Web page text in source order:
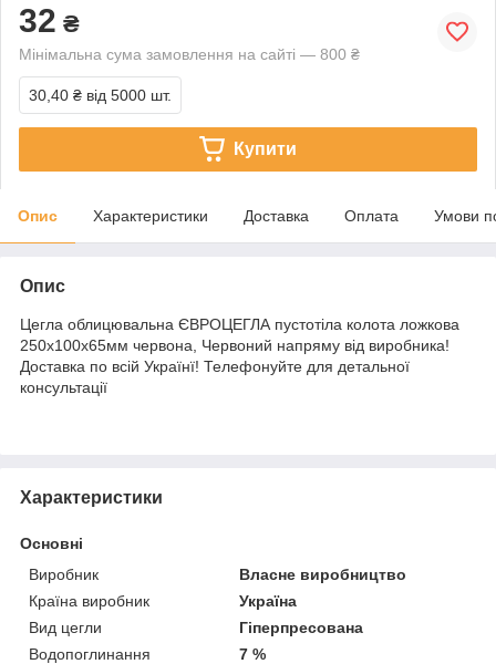
32 ₴
Мінімальна сума замовлення на сайті — 800 ₴
30,40 ₴ від 5000 шт.
Купити
Опис Характеристики Доставка Оплата Умови
Опис
Цегла облицювальна ЄВРОЦЕГЛА пустотіла колота ложкова
250х100х65мм червона, Червоний напряму від виробника!
Доставка по всій Українї! Телефонуйте для детальної
консультації
Характеристики
Основні
Виробник
Власне виробництво
Країна виробник
Україна
Вид цегли
Гіперпресована
Водопоглинання
7 %